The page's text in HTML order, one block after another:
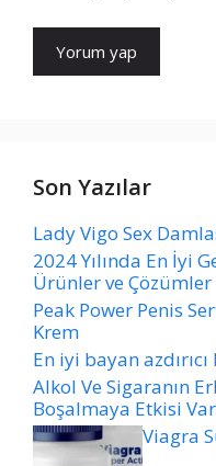
Son Yazılar
Lady Vigo Sex
2024 Yılında En İyi
Ürünler ve Çözümler
Peak Power Penis
Krem
En iyi bayan
Alkol Ve Sigaranın
Boşalmaya Etkisi Var
Viagra